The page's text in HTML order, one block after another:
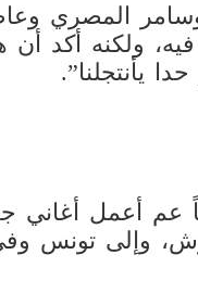
المصري
ولكنه أكد أن
يأنتجلنا”.
عم أعمل
وإلى تونس